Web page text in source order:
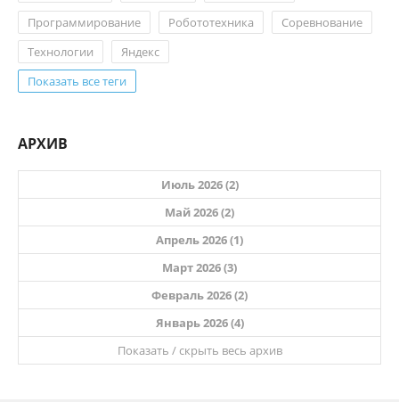
Программирование
Робототехника
Соревнование
Технологии
Яндекс
Показать все теги
АРХИВ
Июль 2026 (2)
Май 2026 (2)
Апрель 2026 (1)
Март 2026 (3)
Февраль 2026 (2)
Январь 2026 (4)
Показать / скрыть весь архив